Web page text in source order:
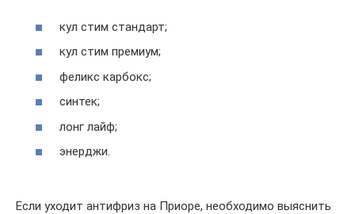
кул стим стандарт;
кул стим премиум;
феликс карбокс;
синтек;
лонг лайф;
энерджи.
Если уходит антифриз на Приоре, необходимо выяснить